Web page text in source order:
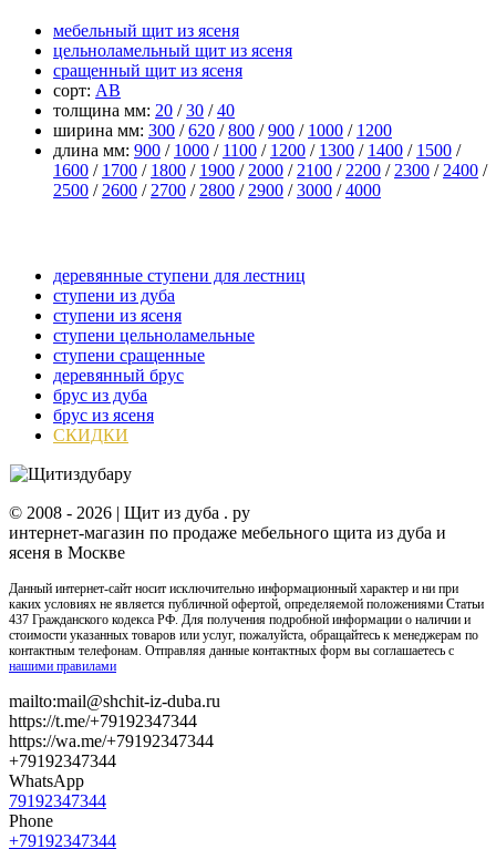
мебельный щит из ясеня
цельноламельный щит из ясеня
сращенный щит из ясеня
сорт: АВ
толщина мм: 20 /30 /40
ширина мм: 300 /620 /800 /900 / 1000 / 1200
длина мм: 900 / 1000 / 1100 / 1200 / 1300 / 1400 / 1500 /
1600 / 1700 / 1800 / 1900 / 2000 / 2100 / 2200 / 2300 / 2400 /
2500 / 2600 / 2700 / 2800 / 2900 /3000 /4000
деревянные ступени для лестниц
ступени из дуба
ступени из ясеня
ступени цельноламельные
ступени сращенные
деревянный брус
брус из дуба
брус из ясеня
СКИДКИ
© 2008 - 2026 | Щит из дуба . ру
интернет-магазин по продаже мебельного щита из дуба и
ясеня в Москве
Данный интернет-сайт носит исключительно информационный характер и ни при
каких условиях не является публичной офертой, определяемой положениями Статьи
437 Гражданского кодекса РФ. Для получения подробной информации о наличии и
стоимости указанных товаров или услуг, пожалуйста, обращайтесь к менеджерам по
контактным телефонам. Отправляя данные контактных форм вы соглашаетесь с
нашими правилами
mailto:mail@shchit-iz-duba.ru
https://t.me/+79192347344
https://wa.me/+79192347344
+79192347344
WhatsApp
79192347344
Phone
+79192347344